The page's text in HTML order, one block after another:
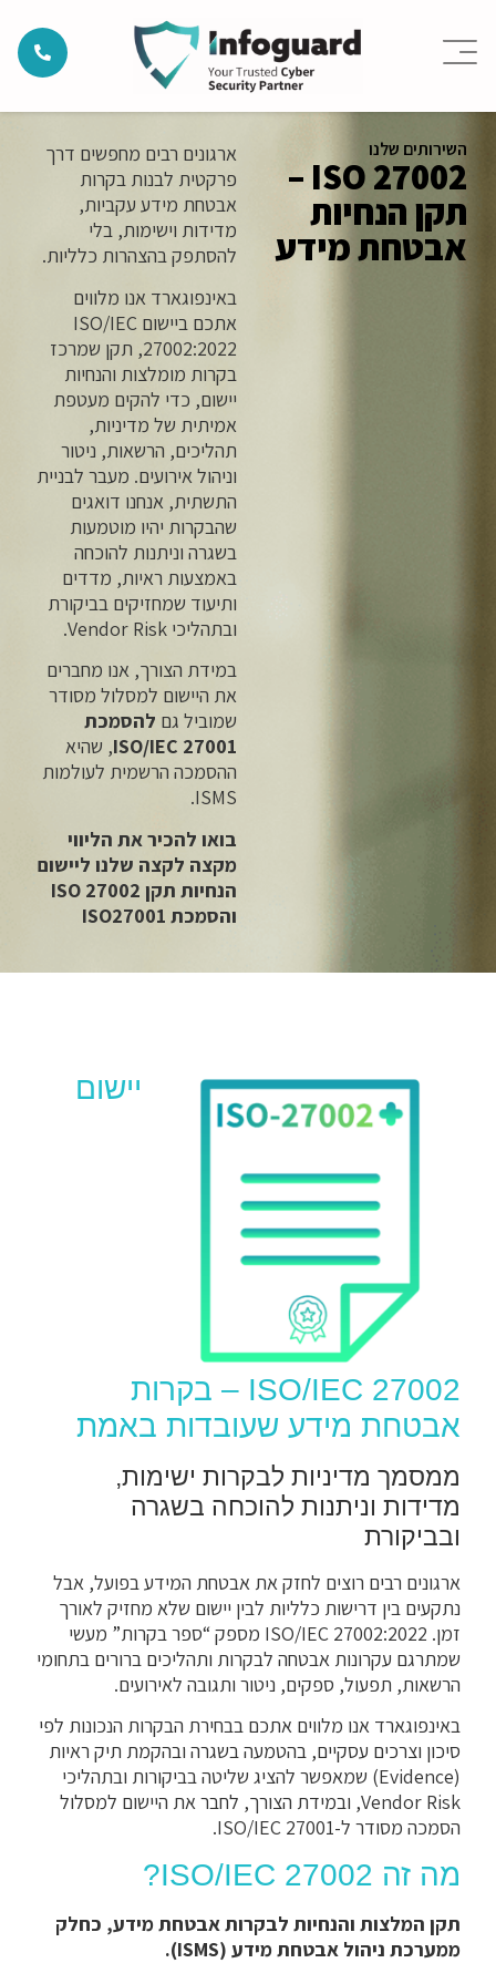
השירותים שלנו
ISO 27002 –
תקן הנחיות
אבטחת מידע
ארגונים רבים מחפשים דרך
פרקטית לבנות בקרות
אבטחת מידע עקביות,
מדידות וישימות, בלי
להסתפק בהצהרות כלליות.
באינפוגארד אנו מלווים
אתכם ביישום ISO/IEC
27002:2022, תקן שמרכז
בקרות מומלצות והנחיות
יישום, כדי להקים מעטפת
אמיתית של מדיניות,
תהליכים, הרשאות, ניטור
וניהול אירועים. מעבר לבניית
התשתית, אנחנו דואגים
שהבקרות יהיו מוטמעות
בשגרה וניתנות להוכחה
באמצעות ראיות, מדדים
ותיעוד שמחזיקים בביקורת
ובתהליכי Vendor Risk.
במידת הצורך, אנו מחברים
את היישום למסלול מסודר
שמוביל גם להסמכת
ISO/IEC 27001, שהיא
ההסמכה הרשמית לעולמות
ISMS.
בואו להכיר את הליווי
מקצה לקצה שלנו ליישום
הנחיות תקן ISO 27002
והסמכת ISO27001
יישום
ISO/IEC 27002 – בקרות
אבטחת מידע שעובדות באמת
ממסמך מדיניות לבקרות ישימות,
מדידות וניתנות להוכחה בשגרה
ובביקורת
ארגונים רבים רוצים לחזק את אבטחת המידע בפועל, אבל
נתקעים בין דרישות כלליות לבין יישום שלא מחזיק לאורך
זמן. ISO/IEC 27002:2022 מספק “ספר בקרות” מעשי
שמתרגם עקרונות אבטחה לבקרות ותהליכים ברורים בתחומי
הרשאות, תפעול, ספקים, ניטור ותגובה לאירועים.
באינפוגארד אנו מלווים אתכם בבחירת הבקרות הנכונות לפי
סיכון וצרכים עסקיים, בהטמעה בשגרה ובהקמת תיק ראיות
(Evidence) שמאפשר להציג שליטה בביקורות ובתהליכי
Vendor Risk, ובמידת הצורך, לחבר את היישום למסלול
הסמכה מסודר ל-ISO/IEC 27001.
מה זה ISO/IEC 27002?
תקן המלצות והנחיות לבקרות אבטחת מידע, כחלק
ממערכת ניהול אבטחת מידע (ISMS).